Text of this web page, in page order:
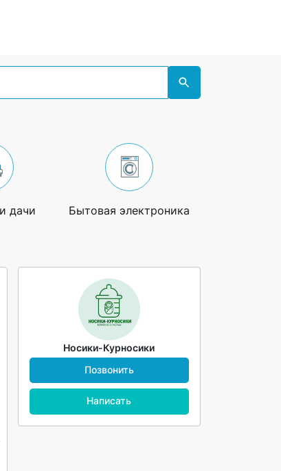
дачи Бытовая электроника
Носики-Курносики
Позвонить
Написать